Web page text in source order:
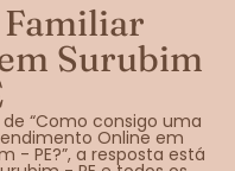
Familiar
Surubim
“Como consigo uma
Online em
- PE?”, a resposta está